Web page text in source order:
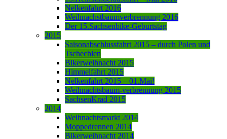
Nelkenfahrt 2016
Weihnachstbaumverbrennung 2016
Der 15.Sachsenbike-Geburtstag
2015
Saisonabschlussfahrt 2015 – durch Polen und
Tschechien
Bikerweihnacht 2015
Himmelfahrt 2015
Nelkenfahrt 2015 – 01.Mai!
Weihnachtsbaum-verbrennung 2015
SachsenKrad 2015
2014
Weihnachtsmarkt 2014
Moppedrennen 2014
Bikerweihnacht 2014